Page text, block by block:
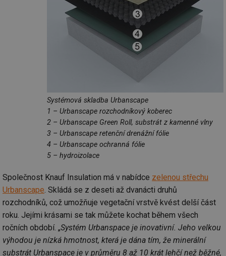
Systémová skladba Urbanscape
1 – Urbanscape rozchodníkový koberec
2 – Urbanscape Green Roll, substrát z kamenné vlny
3 – Urbanscape retenční drenážní fólie
4 – Urbanscape ochranná fólie
5 – hydroizolace
Společnost Knauf Insulation má v nabídce zelenou střechu
Urbanscape. Skládá se z deseti až dvanácti druhů
rozchodníků, což umožňuje vegetační vrstvě kvést delší část
roku. Jejími krásami se tak můžete kochat během všech
ročních období. „Systém Urbanspace je inovativní. Jeho velkou
výhodou je nízká hmotnost, která je dána tím, že minerální
substrát Urbanspace je v průměru 8 až 10 krát lehčí než běžné,